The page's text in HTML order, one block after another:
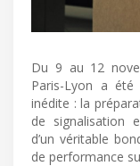
Du 9 au 12
Paris-Lyon a
inédite : la
de signalisation
d’un véritable
de performance